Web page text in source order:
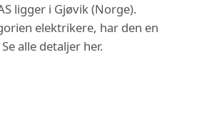
ligger i Gjøvik (Norge).
elektrikere, har den en
alle detaljer her.